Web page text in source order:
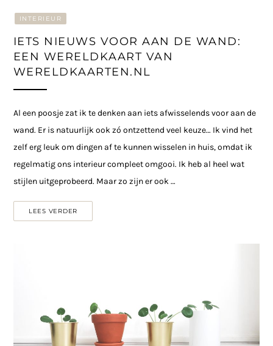
INTERIEUR
IETS NIEUWS VOOR AAN DE WAND:
EEN WERELDKAART VAN
WERELDKAARTEN.NL
Al een poosje zat ik te denken aan iets afwisselends voor aan de
wand. Er is natuurlijk ook zó ontzettend veel keuze… Ik vind het
zelf erg leuk om dingen af te kunnen wisselen in huis, omdat ik
regelmatig ons interieur compleet omgooi. Ik heb al heel wat
stijlen uitgeprobeerd. Maar zo zijn er ook …
LEES VERDER